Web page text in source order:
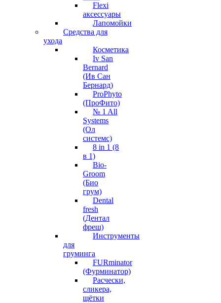
Flexi
аксессуары
Лапомойки
Средства для
ухода
Косметика
Iv San
Bernard
(Ив Сан
Бернард)
ProPhyto
(ПроФито)
№ 1 All
Systems
(Ол
системс)
8 in 1 (8
в 1)
Bio-
Groom
(Био
грум)
Dental
fresh
(Дентал
фреш)
Инструменты
для
груминга
FURminator
(Фурминатор)
Расчески,
сликера,
щётки